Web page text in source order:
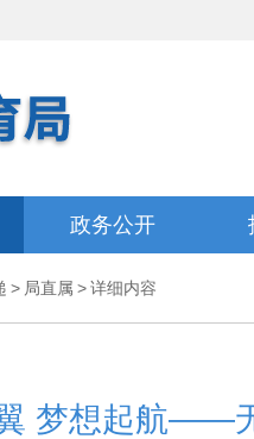
政务公开
> 局直属 >详细内容
梦想起航——